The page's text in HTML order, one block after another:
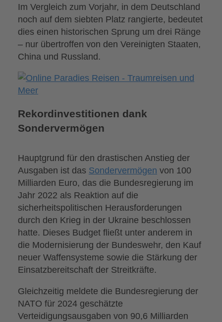
Im Vergleich zum Vorjahr, in dem Deutschland
noch auf dem siebten Platz rangierte, bedeutet
dies einen historischen Sprung um drei Ränge
– nur übertroffen von den Vereinigten Staaten,
China und Russland.
Rekordinvestitionen dank
Sondervermögen
Hauptgrund für den drastischen Anstieg der
Ausgaben ist das Sondervermögen von 100
Milliarden Euro, das die Bundesregierung im
Jahr 2022 als Reaktion auf die
sicherheitspolitischen Herausforderungen
durch den Krieg in der Ukraine beschlossen
hatte. Dieses Budget fließt unter anderem in
die Modernisierung der Bundeswehr, den Kauf
neuer Waffensysteme sowie die Stärkung der
Einsatzbereitschaft der Streitkräfte.
Gleichzeitig meldete die Bundesregierung der
NATO für 2024 geschätzte
Verteidigungsausgaben von 90,6 Milliarden